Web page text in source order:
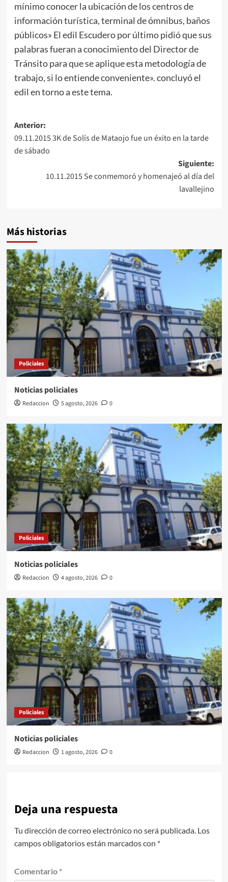
mínimo conocer la ubicación de los centros de
información turística, terminal de ómnibus, baños
públicos» El edil Escudero por último pidió que sus
palabras fueran a conocimiento del Director de
Tránsito para que se aplique esta metodología de
trabajo, si lo entiende conveniente». concluyó el
edil en torno a este tema.
Navegación
de
entradas
Anterior:
09.11.2015 3K de Solís de Mataojo fue un éxito en la tarde
de sábado
Siguiente:
10.11.2015 Se conmemoró y homenajeó al día del
lavallejino
Más historias
Policiales
Noticias policiales
Redaccion 5 agosto, 2026 0
Policiales
Noticias policiales
Redaccion 4 agosto, 2026 0
Policiales
Noticias policiales
Redaccion 1 agosto, 2026 0
Deja una respuesta
Tu dirección de correo electrónico no será publicada. Los
campos obligatorios están marcados con *
Comentario *